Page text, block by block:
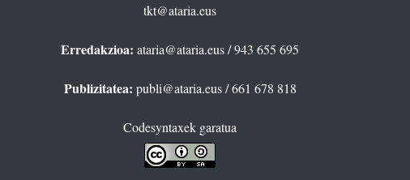
tkt@ataria.eus
Erredakzioa: ataria@ataria.eus/ 943 655 695
Publizitatea: publi@ataria.eus/ 661 678 818
Codesyntaxek garatua